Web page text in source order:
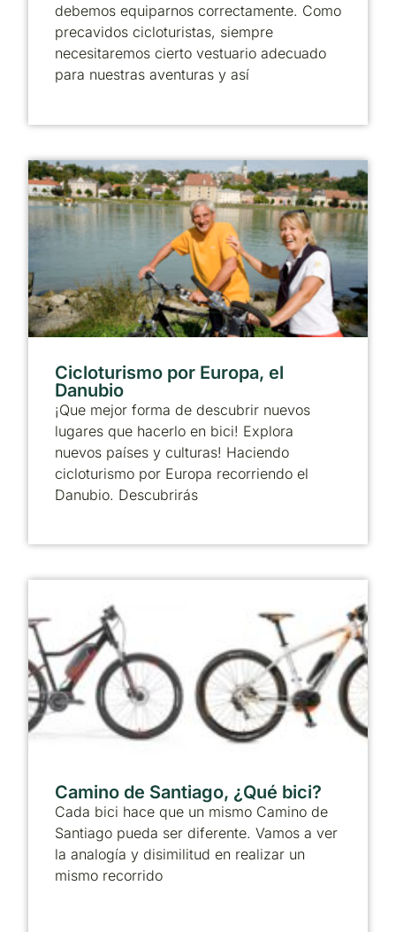
debemos equiparnos correctamente. Como
precavidos cicloturistas, siempre
necesitaremos cierto vestuario adecuado
para nuestras aventuras y así
Cicloturismo por Europa, el
Danubio
¡Que mejor forma de descubrir nuevos
lugares que hacerlo en bici! Explora
nuevos países y culturas! Haciendo
cicloturismo por Europa recorriendo el
Danubio. Descubrirás
Camino de Santiago, ¿Qué bici?
Cada bici hace que un mismo Camino de
Santiago pueda ser diferente. Vamos a ver
la analogía y disimilitud en realizar un
mismo recorrido